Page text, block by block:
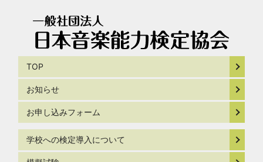
TOP
お知らせ
お申し込みフォーム
学校への検定導入について